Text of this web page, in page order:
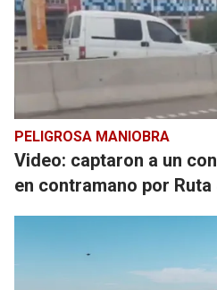
PELIGROSA MANIOBRA
Video: captaron a un
en contramano por Ruta